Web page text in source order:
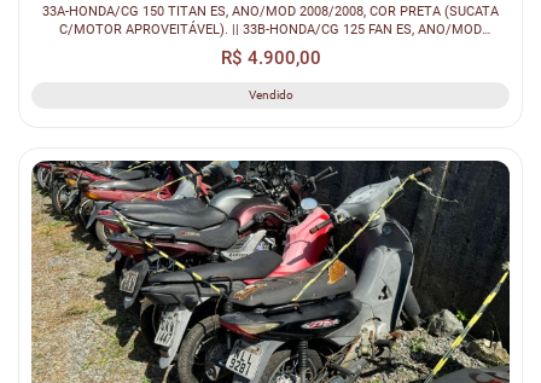
33A-HONDA/CG 150 TITAN ES, ANO/MOD 2008/2008, COR PRETA (SUCATA
C/MOTOR APROVEITÁVEL). || 33B-HONDA/CG 125 FAN ES, ANO/MOD
2013/2013, COR PR...
R$ 4.900,00
Vendido